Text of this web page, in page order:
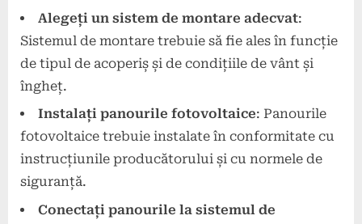
Alegeți un sistem de montare adecvat:
Sistemul de montare trebuie să fie ales în funcție
de tipul de acoperiș și de condițiile de vânt și
îngheț.
Instalați panourile fotovoltaice: Panourile
fotovoltaice trebuie instalate în conformitate cu
instrucțiunile producătorului și cu normele de
siguranță.
Conectați panourile la sistemul de